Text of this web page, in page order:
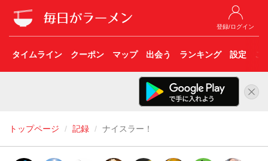
登録/ログイン
タイムライン クーポン マップ 出会う ランキング 設定 こ
トップページ 記録 ナイスラー！